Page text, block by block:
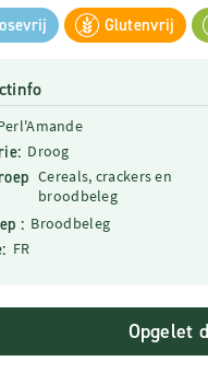
Glutenvrij
Droog
Cereals, crackers en
broodbeleg
: Broodbeleg
FR
Opgelet